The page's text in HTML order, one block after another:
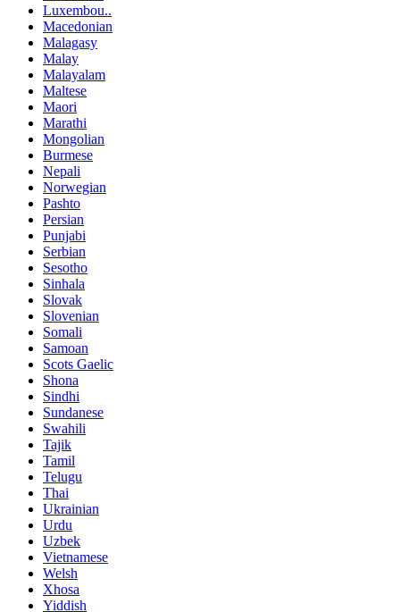
Luxembou..
Macedonian
Malagasy
Malay
Malayalam
Maltese
Maori
Marathi
Mongolian
Burmese
Nepali
Norwegian
Pashto
Persian
Punjabi
Serbian
Sesotho
Sinhala
Slovak
Slovenian
Somali
Samoan
Scots Gaelic
Shona
Sindhi
Sundanese
Swahili
Tajik
Tamil
Telugu
Thai
Ukrainian
Urdu
Uzbek
Vietnamese
Welsh
Xhosa
Yiddish